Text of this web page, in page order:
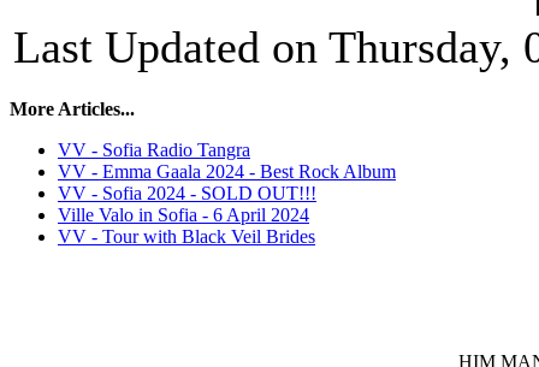
Last Updated on Thursday,
More Articles...
VV - Sofia Radio Tangra
VV - Emma Gaala 2024 - Best Rock Album
VV - Sofia 2024 - SOLD OUT!!!
Ville Valo in Sofia - 6 April 2024
VV - Tour with Black Veil Brides
HIM